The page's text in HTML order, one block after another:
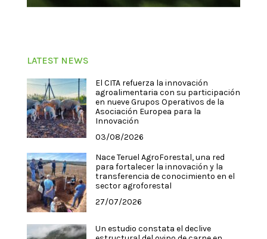
LATEST NEWS
El CITA refuerza la innovación
agroalimentaria con su participación
en nueve Grupos Operativos de la
Asociación Europea para la
Innovación
03/08/2026
Nace Teruel AgroForestal, una red
para fortalecer la innovación y la
transferencia de conocimiento en el
sector agroforestal
27/07/2026
Un estudio constata el declive